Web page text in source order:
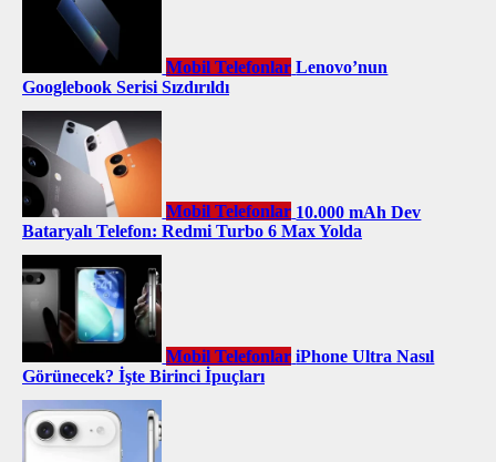
Mobil Telefonlar Lenovo’nun
Googlebook Serisi Sızdırıldı
Mobil Telefonlar 10.000 mAh Dev
Bataryalı Telefon: Redmi Turbo 6 Max Yolda
Mobil Telefonlar iPhone Ultra Nasıl
Görünecek? İşte Birinci İpuçları